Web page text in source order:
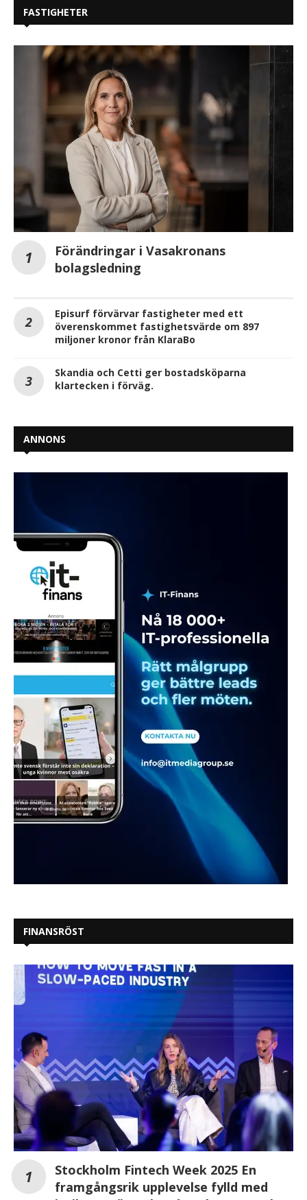
FASTIGHETER
Förändringar i Vasakronans
bolagsledning
Episurf förvärvar fastigheter med ett
överenskommet fastighetsvärde om 897
miljoner kronor från KlaraBo
Skandia och Cetti ger bostadsköparna
klartecken i förväg.
ANNONS
FINANSRÖST
Stockholm Fintech Week 2025 En
framgångsrik upplevelse fylld med